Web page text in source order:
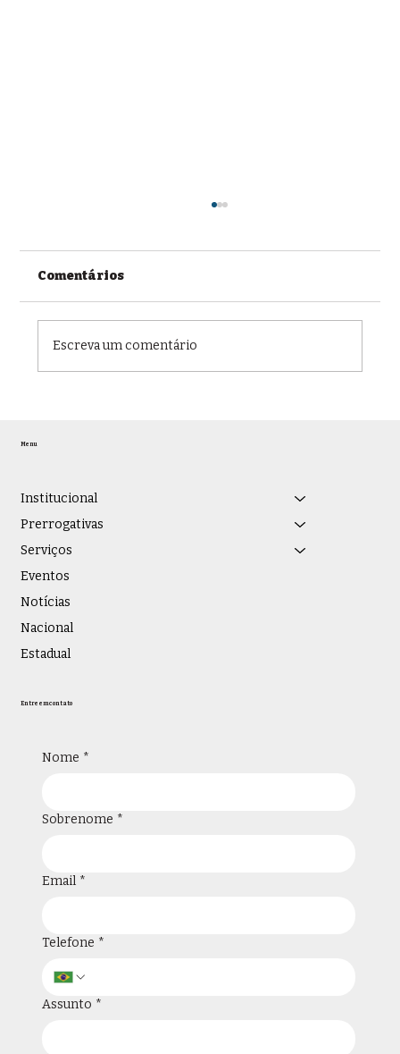
jurídica e novas parcerias
Comentários
Escreva um comentário
Entre em contato
Nome *
Sobrenome *
Email *
Telefone *
Assunto *
Menu
Institucional
Prerrogativas
Serviços
Eventos
Notícias
Nacional
Estadual